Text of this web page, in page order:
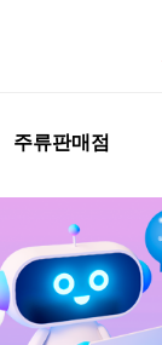
주류판매점